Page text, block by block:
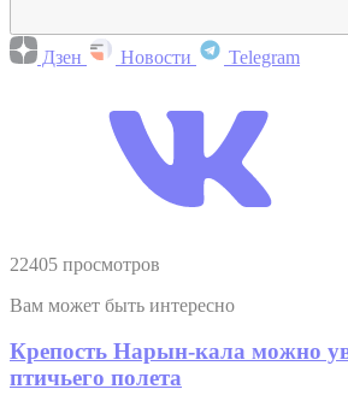
Дзен Новости Telegram
22405 просмотров
Вам может быть интересно
Крепость Нарын-кала можно
птичьего полета